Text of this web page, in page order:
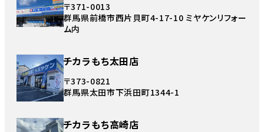
〒371-0013
群馬県前橋市西片貝町4-17-10 ミヤケンリフォー
ム内
チカラもち太田店
〒373-0821
群馬県太田市下浜田町1344-1
チカラもち高崎店